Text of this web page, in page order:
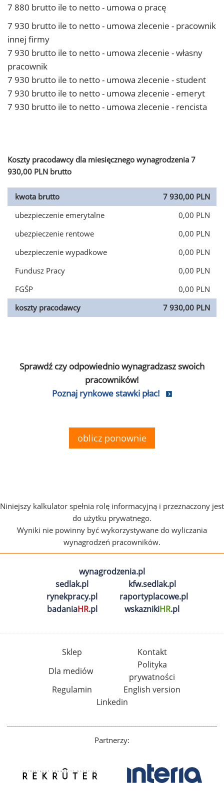
7 880 brutto ile to netto - umowa o pracę
7 930 brutto ile to netto - umowa zlecenie - pracownik
innej firmy
7 930 brutto ile to netto - umowa zlecenie - własny
pracownik
7 930 brutto ile to netto - umowa zlecenie - student
7 930 brutto ile to netto - umowa zlecenie - emeryt
7 930 brutto ile to netto - umowa zlecenie - rencista
Koszty pracodawcy dla miesięcznego wynagrodzenia 7
930,00 PLN brutto
kwota brutto
7 930,00 PLN
ubezpieczenie emerytalne
0,00 PLN
ubezpieczenie rentowe
0,00 PLN
ubezpieczenie wypadkowe
0,00 PLN
Fundusz Pracy
0,00 PLN
FGŚP
0,00 PLN
koszty pracodawcy
7 930,00 PLN
Sprawdź czy odpowiednio wynagradzasz swoich
pracowników!
Poznaj rynkowe stawki płac!
oblicz ponownie
Niniejszy kalkulator spełnia rolę informacyjną i przeznaczony jest
do użytku prywatnego.
Wyniki nie powinny być wykorzystywane do wyliczania
wynagrodzeń pracowników.
wynagrodzenia.pl
sedlak.pl
kfw.sedlak.pl
rynekpracy.pl
raportyplacowe.pl
badaniaHR.pl wskaznikiHR.pl
Sklep
Kontakt
Dla mediów
Polityka
prywatności
Regulamin
English version
Linkedin
Partnerzy: